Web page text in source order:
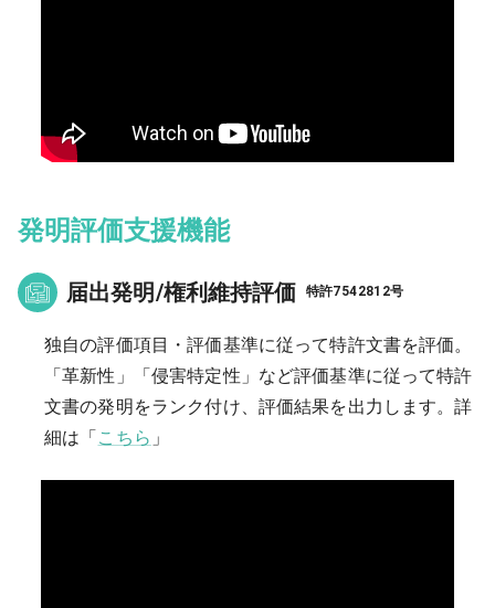
発明評価支援機能
届出発明/権利維持評価 特許7542812号
独自の評価項目・評価基準に従って特許文書を評価。
「革新性」「侵害特定性」など評価基準に従って特許
文書の発明をランク付け、評価結果を出力します。詳
細は「こちら 」